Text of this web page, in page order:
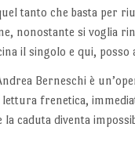
tanto che basta per
nonostante si voglia
il singolo e qui,
Berneschi è
frenetica,
caduta diventa